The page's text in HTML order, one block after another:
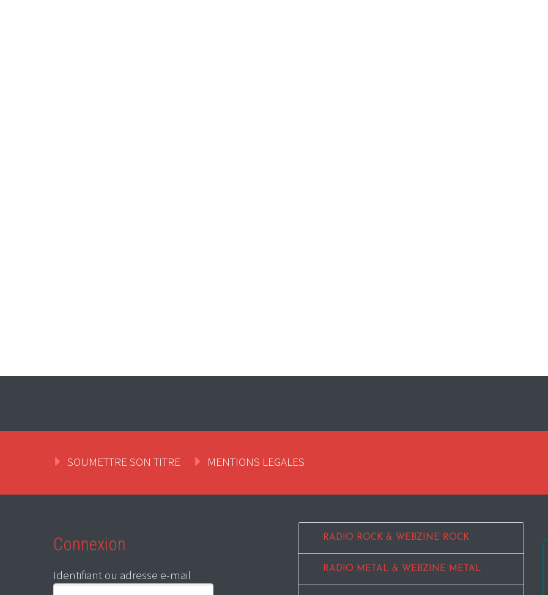
SOUMETTRE SON TITRE MENTIONS LEGALES
Connexion
Identifiant ou adresse e-mail
RADIO ROCK & WEBZINE ROCK
RADIO METAL & WEBZINE METAL